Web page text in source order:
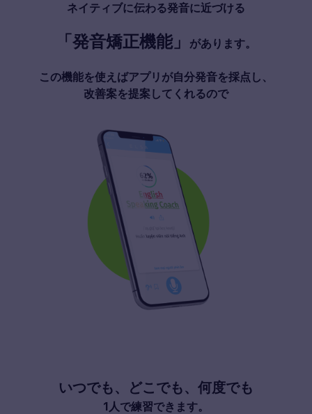
ネイティブに伝わる発音に近づける
「発音矯正機能」 があります。
この機能を使えばアプリが自分発音を採点し、
改善案を提案してくれるので
いつでも、どこでも、何度でも
1人で練習できます。